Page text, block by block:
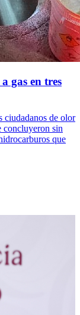
gas en tres
ciudadanos de olor
concluyeron sin
que